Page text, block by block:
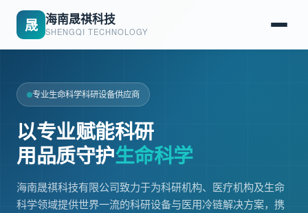
晟 海南晟祺科技
SHENGQI TECHNOLOGY
专业生命科学科研设备供应商
以专业赋能科研
用品质守护生命科学
海南晟祺科技有限公司致力于为科研机构、医疗机构及生命
科学领域提供世界一流的科研设备与医用冷链解决方案，携